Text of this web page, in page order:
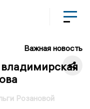
Важная новость
Розановой